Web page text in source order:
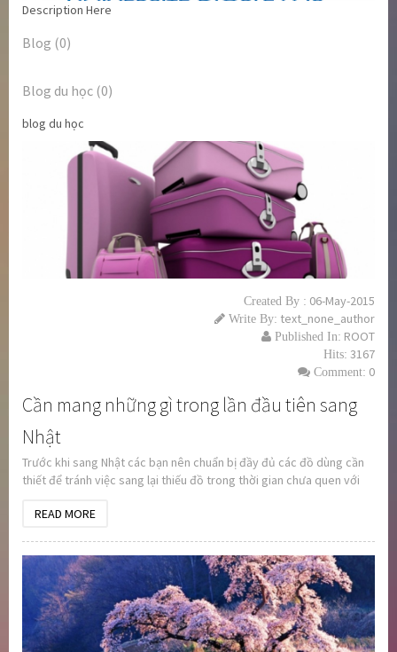
Description Here
Blog (0)
Blog du học (0)
blog du học
Created By : 06-May-2015
Write By: text_none_author
Published In: ROOT
Hits: 3167
Comment: 0
Cần mang những gì trong lần đầu tiên sang
Nhật
Trước khi sang Nhật các bạn nên chuẩn bị đầy đủ các đồ dùng cần
thiết để tránh việc sang lại thiếu đồ trong thời gian chưa quen với
READ MORE